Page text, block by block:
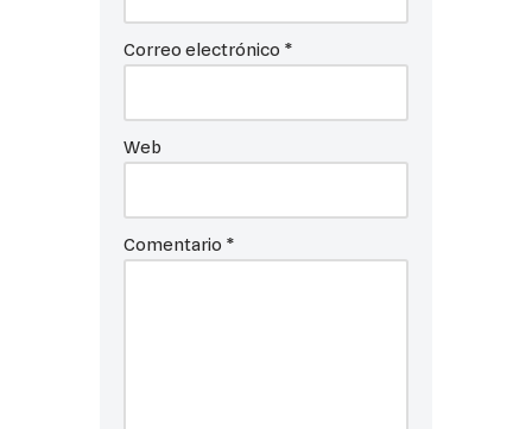
Correo electrónico *
Web
Comentario *